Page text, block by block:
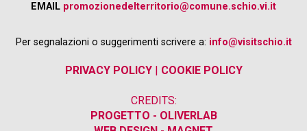
EMAIL promozionedelterritorio@comune.schio.vi.it
Per segnalazioni o suggerimenti scrivere a: info@visitschio.it
PRIVACY POLICY| COOKIE POLICY
CREDITS:
PROGETTO - OLIVERLAB